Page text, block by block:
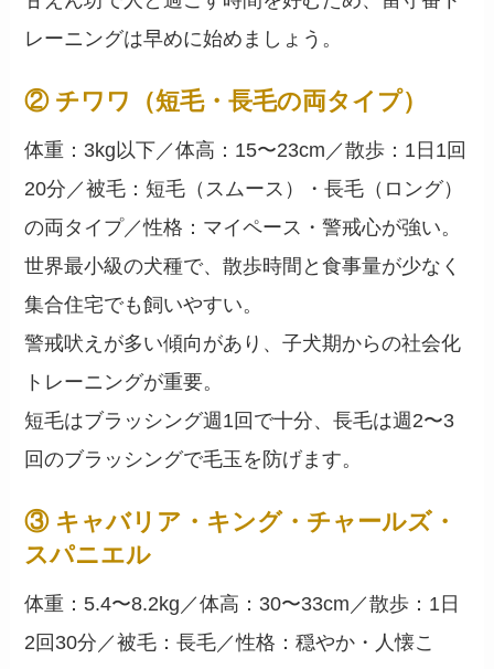
レーニングは早めに始めましょう。
② チワワ（短毛・長毛の両タイプ）
体重：3kg以下／体高：15〜23cm／散歩：1日1回
20分／被毛：短毛（スムース）・長毛（ロング）
の両タイプ／性格：マイペース・警戒心が強い。
世界最小級の犬種で、散歩時間と食事量が少なく
集合住宅でも飼いやすい。
警戒吠えが多い傾向があり、子犬期からの社会化
トレーニングが重要。
短毛はブラッシング週1回で十分、長毛は週2〜3
回のブラッシングで毛玉を防げます。
③ キャバリア・キング・チャールズ・
スパニエル
体重：5.4〜8.2kg／体高：30〜33cm／散歩：1日
2回30分／被毛：長毛／性格：穏やか・人懐こ